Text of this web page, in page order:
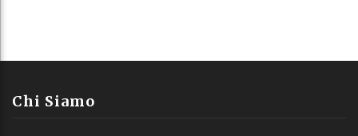
vChi Siamo